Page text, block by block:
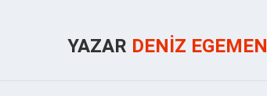
YAZAR DENIZ EGEMEN